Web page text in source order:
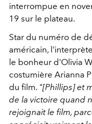
interrompue en
19 sur le plateau.
Star du numéro de
américain,
le bonheur d'Olivia
costumière Arianna
du film. "[Phillips] et
de la victoire quand
rejoignait le film,